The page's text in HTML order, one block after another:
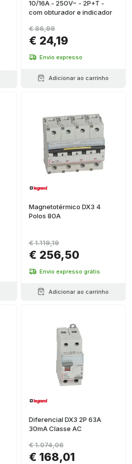
10/16A - 250V~ - 2P+T -
com obturador e indicador
€ 24,19
€ 86,99
Envio expresso
Adicionar ao carrinho
Magnetotérmico DX3 4
Polos 80A
€ 256,50
€ 1.119,19
Envio expresso grátis
Adicionar ao carrinho
Diferencial DX3 2P 63A
30mA Classe AC
€ 168,01
€ 1.074,06